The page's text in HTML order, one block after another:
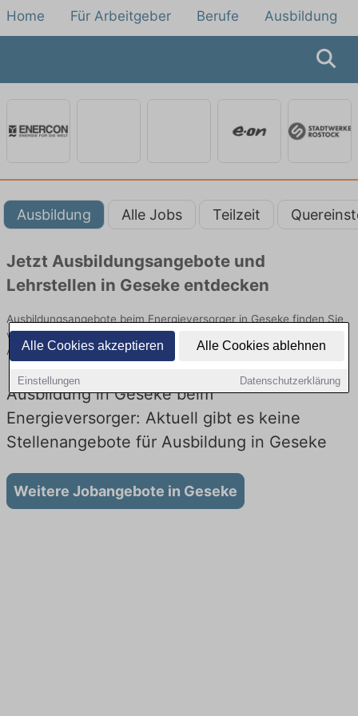
Alle Cookies akzeptieren Alle Cookies ablehnen
Einstellungen Datenschutzerklärung
Home Für Arbeitgeber Berufe Ausbildung
Ausbildung Alle Jobs Teilzeit
Jetzt Ausbildungsangebote und
Lehrstellen in Geseke entdecken
Ausbildungsangebote beim Energieversorger in Geseke finden Sie
von namhaften Firmen. Entdecken Sie freie Optionen von Top-
Arbeitgebern und bewerben Sie sich noch heute.
Ausbildung in Geseke beim
Energieversorger: Aktuell gibt es keine
Stellenangebote für Ausbildung in Geseke
Weitere Jobangebote in Geseke